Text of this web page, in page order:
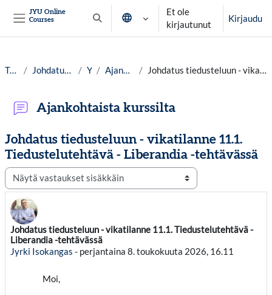
JYU Online
Courses
Vaihda hakusyöttöä
Et ole
kirjautunut
Kirjaudu
Työpöytä Johdatus tiedusteluun lv. 25-26 Yleistä Ajankohtaista kurssilta Johdatus tiedusteluun - vikatilanne 11.1. Tiedustelutehtävä - Liberandia -tehtävässä
Ajankohtaista kurssilta
Johdatus tiedusteluun - vikatilanne 11.1.
Tiedustelutehtävä - Liberandia -tehtävässä
Näytön tila
Johdatus tiedusteluun - vikatilanne 11.1. Tiedustelutehtävä -
Liberandia -tehtävässä
Jyrki Isokangas - perjantaina 8. toukokuuta 2026, 16.11
Vastausten määrä: 0
Moi,